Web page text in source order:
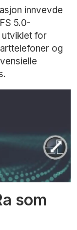
innvevde
5.0-
utviklet for
og
som